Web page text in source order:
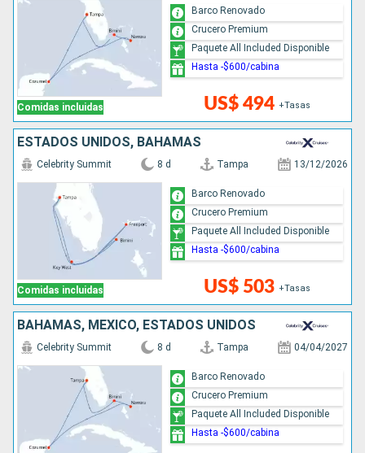
Comidas incluidas US$ 494 +Tasas
Barco Renovado
Crucero Premium
Paquete All Included Disponible
Hasta -$600/cabina
ESTADOS UNIDOS, BAHAMAS
Comidas incluidas
Celebrity Summit 8 d Tampa 13/12/2026
US$ 503 +Tasas
Barco Renovado
Crucero Premium
Paquete All Included Disponible
Hasta -$600/cabina
BAHAMAS, MÉXICO, ESTADOS UNIDOS
Celebrity Summit 8 d Tampa 04/04/2027
Barco Renovado
Crucero Premium
Paquete All Included Disponible
Hasta -$600/cabina